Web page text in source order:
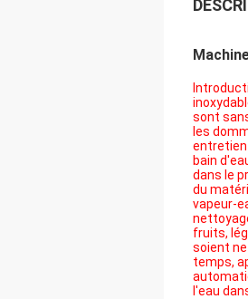
sont
les
entretien
bain
dans le
du
vapeur-
fruits,
soient
temps,
l'eau